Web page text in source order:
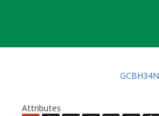
GCBH34N
Attributes